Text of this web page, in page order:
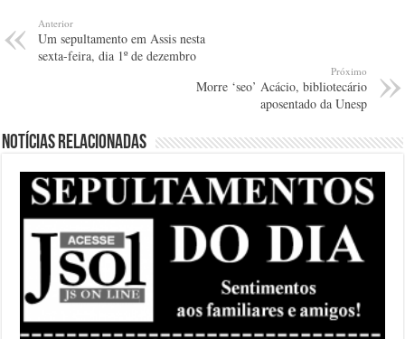
Anterior
Um sepultamento em Assis nesta
sexta-feira, dia 1º de dezembro
Próximo
Morre ‘seo’ Acácio, bibliotecário
aposentado da Unesp
Notícias relacionadas